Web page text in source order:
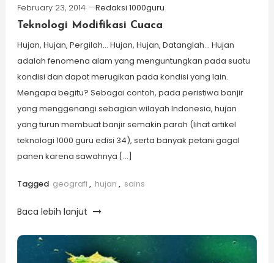
February 23, 2014
Redaksi 1000guru
Teknologi Modifikasi Cuaca
Hujan, Hujan, Pergilah… Hujan, Hujan, Datanglah… Hujan
adalah fenomena alam yang menguntungkan pada suatu
kondisi dan dapat merugikan pada kondisi yang lain.
Mengapa begitu? Sebagai contoh, pada peristiwa banjir
yang menggenangi sebagian wilayah Indonesia, hujan
yang turun membuat banjir semakin parah (lihat artikel
teknologi 1000 guru edisi 34), serta banyak petani gagal
panen karena sawahnya […]
Tagged geografi , hujan , sains
Baca lebih lanjut